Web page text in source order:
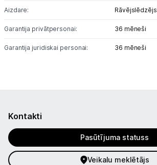
Informācija
Aizdare: Rāvējslēdzējs
Garantija privātpersonai: 36 mēneši
Garantija juridiskai personai: 36 mēneši
Kontakti
Pasūtījuma statuss
Veikalu meklētājs